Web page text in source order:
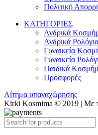
Πολιτική
ΚΑΤΗΓΟΡΙΕΣ
Ανδρικά
Ανδρικά Ρολόγια
Γυναικεία
Γυναικεία
Παιδικά
Προσφορές
Αίτημα υπαναχώρησης
Kirki Kosmima © 2019 | Με